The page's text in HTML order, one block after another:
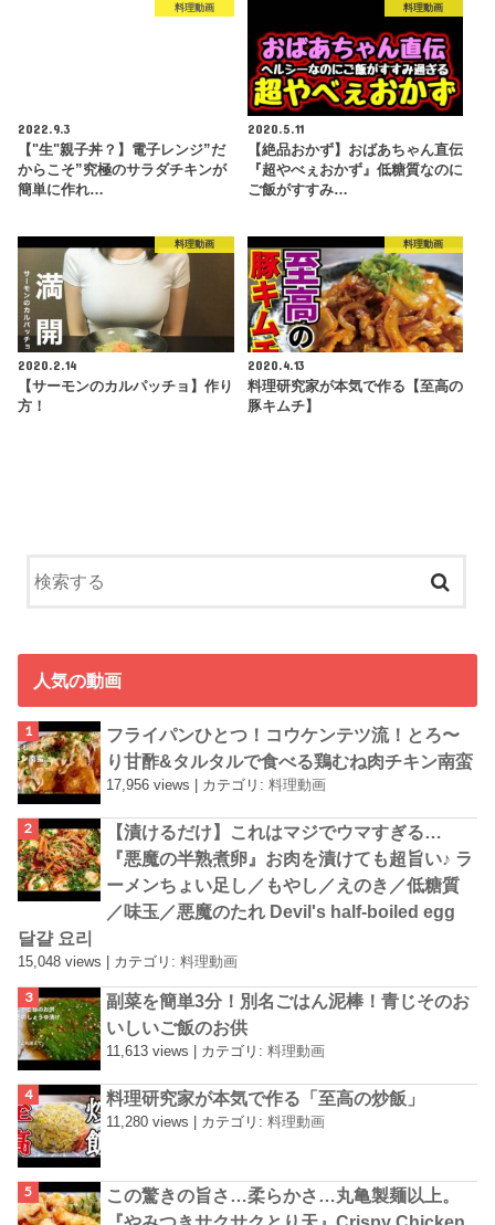
料理動画
2022.9.3
【"生"親子丼？】電子レンジ”だ
からこそ”究極のサラダチキンが
簡単に作れ…
料理動画
2020.5.11
【絶品おかず】おばあちゃん直伝
『超やべぇおかず』低糖質なのに
ご飯がすすみ…
料理動画
2020.2.14
【サーモンのカルパッチョ】作り
方！
料理動画
2020.4.13
料理研究家が本気で作る【至高の
豚キムチ】
人気の動画
フライパンひとつ！コウケンテツ流！とろ〜
り甘酢&タルタルで食べる鶏むね肉チキン南蛮
17,956 views カテゴリ:料理動画
【漬けるだけ】これはマジでウマすぎる…
『悪魔の半熟煮卵』お肉を漬けても超旨い♪ ラ
ーメンちょい足し／もやし／えのき／低糖質
／味玉／悪魔のたれ Devil's half-boiled egg
달걀 요리
15,048 views カテゴリ:料理動画
副菜を簡単3分！別名ごはん泥棒！青じそのお
いしいご飯のお供
11,613 views | カテゴリ:料理動画
料理研究家が本気で作る「至高の炒飯」
11,280 views カテゴリ:料理動画
この驚きの旨さ…柔らかさ…丸亀製麺以上。